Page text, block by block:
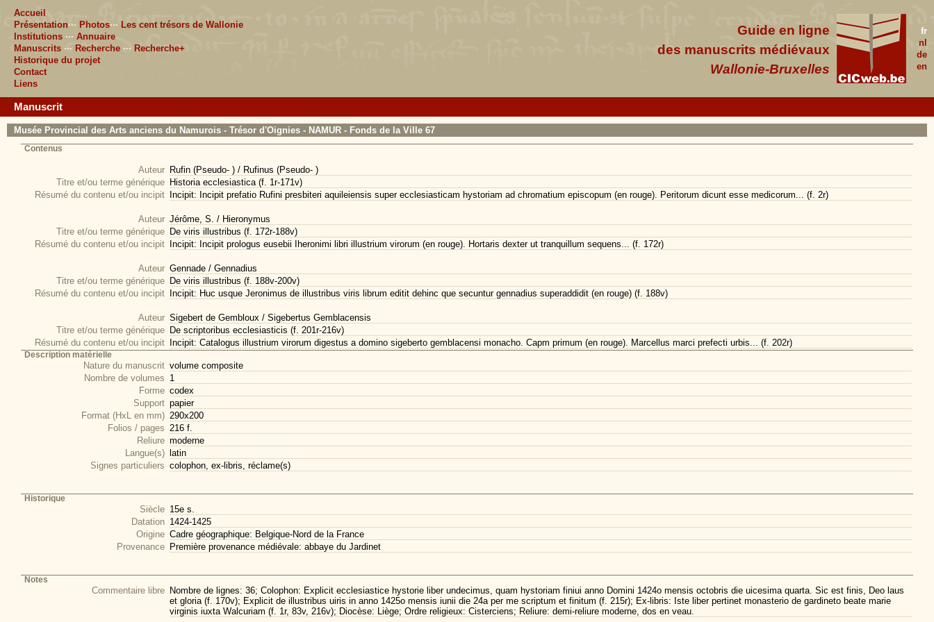
fr
nl
de
en
Guide en ligne
des manuscrits médiévaux
Wallonie-Bruxelles
Accueil
Présentation··· Photos··· Les cent trésors de Wallonie
Institutions ··· Annuaire
Manuscrits ··· Recherche ··· Recherche+
Historique du projet
Contact
Liens
Manuscrit
Musée Provincial des Arts anciens du Namurois - Trésor d'Oignies - NAMUR - Fonds de la Ville 67
Contenus
Auteur Rufin (Pseudo- ) / Rufinus (Pseudo- )
Titre et/ou terme générique Historia ecclesiastica (f. 1r-171v)
Résumé du contenu et/ou incipit
Incipit: Incipit prefatio Rufini presbiteri aquileiensis super ecclesiasticam hystoriam ad chromatium episcopum (en rouge). Peritorum dicunt esse medicorum... (f. 2r)
Auteur Jérôme, S. / Hieronymus
Titre et/ou terme générique De viris illustribus (f. 172r-188v)
Résumé du contenu et/ou incipit
Incipit: Incipit prologus eusebii Iheronimi libri illustrium virorum (en rouge). Hortaris dexter ut tranquillum sequens... (f. 172r)
Auteur Gennade / Gennadius
Titre et/ou terme générique De viris illustribus (f. 188v-200v)
Résumé du contenu et/ou incipit
Incipit: Huc usque Jeronimus de illustribus viris librum editit dehinc que secuntur gennadius superaddidit (en rouge) (f. 188v)
Auteur Sigebert de Gembloux / Sigebertus Gemblacensis
Titre et/ou terme générique De scriptoribus ecclesiasticis (f. 201r-216v)
Résumé du contenu et/ou incipit
Incipit: Catalogus illustrium virorum digestus a domino sigeberto gemblacensi monacho. Capm primum (en rouge). Marcellus marci prefecti urbis... (f. 202r)
Description matérielle
Nature du manuscrit volume composite
Nombre de volumes 1
Forme codex
Support papier
Format (HxL en mm) 290x200
Folios / pages 216 f.
Reliure moderne
Langue(s)
latin
Signes particuliers colophon, ex-libris, réclame(s)
Historique
Siècle 15e s.
Datation 1424-1425
Origine Cadre géographique: Belgique-Nord de la France
Provenance Première provenance médiévale: abbaye du Jardinet
Notes
Commentaire libre Nombre de lignes: 36; Colophon: Explicit ecclesiastice hystorie liber undecimus, quam hystoriam finiui anno Domini 1424o mensis octobris die uicesima quarta. Sic est finis, Deo laus
et gloria (f. 170v); Explicit de illustribus uiris in anno 1425o mensis iunii die 24a per me scriptum et finitum (f. 215r); Ex-libris: Iste liber pertinet monasterio de gardineto beate marie
virginis iuxta Walcuriam (f. 1r, 83v, 216v); Diocèse: Liège; Ordre religieux: Cisterciens; Reliure: demi-reliure moderne, dos en veau.